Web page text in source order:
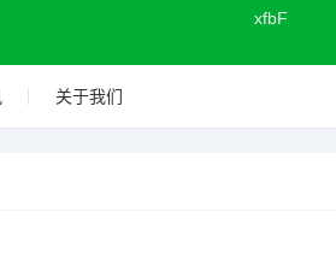
xfbF
关于我们